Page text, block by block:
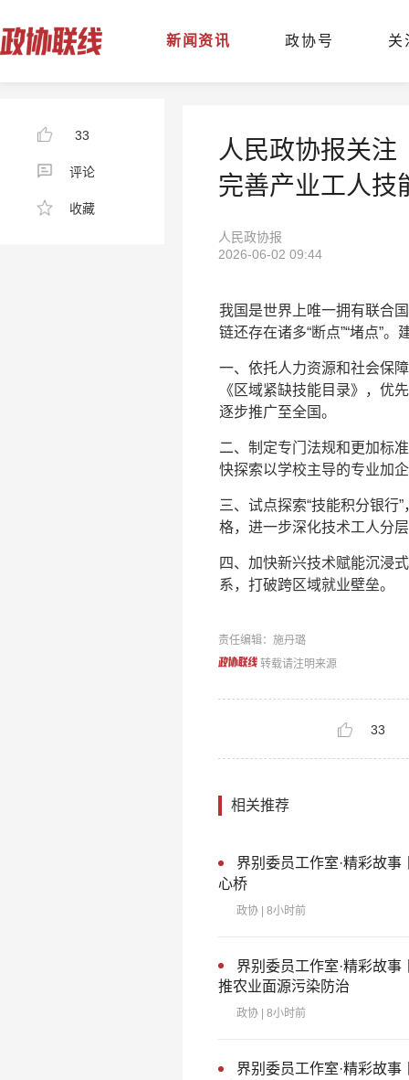
新闻资讯 政协号 关
33
评论
收藏
人民政协报关注
完善产业工人技
人民政协报
2026-06-02 09:44
我国是世界上唯一拥有联合
链还存在诸多“断点”“堵点”
一、依托人力资源和社会保
《区域紧缺技能目录》，优
逐步推广至全国。
二、制定专门法规和更加标
快探索以学校主导的专业加
三、试点探索“技能积分银行
格，进一步深化技术工人分
四、加快新兴技术赋能沉浸
系，打破跨区域就业壁垒。
责任编辑：施丹璐
转载请注明来源
33
相关推荐
界别委员工作室·精彩故
心桥
政协 | 8小时前
界别委员工作室·精彩故事
推农业面源污染防治
政协 | 8小时前
界别委员工作室·精彩故事